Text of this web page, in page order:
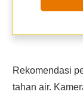
Rekomendasi
tahan air.